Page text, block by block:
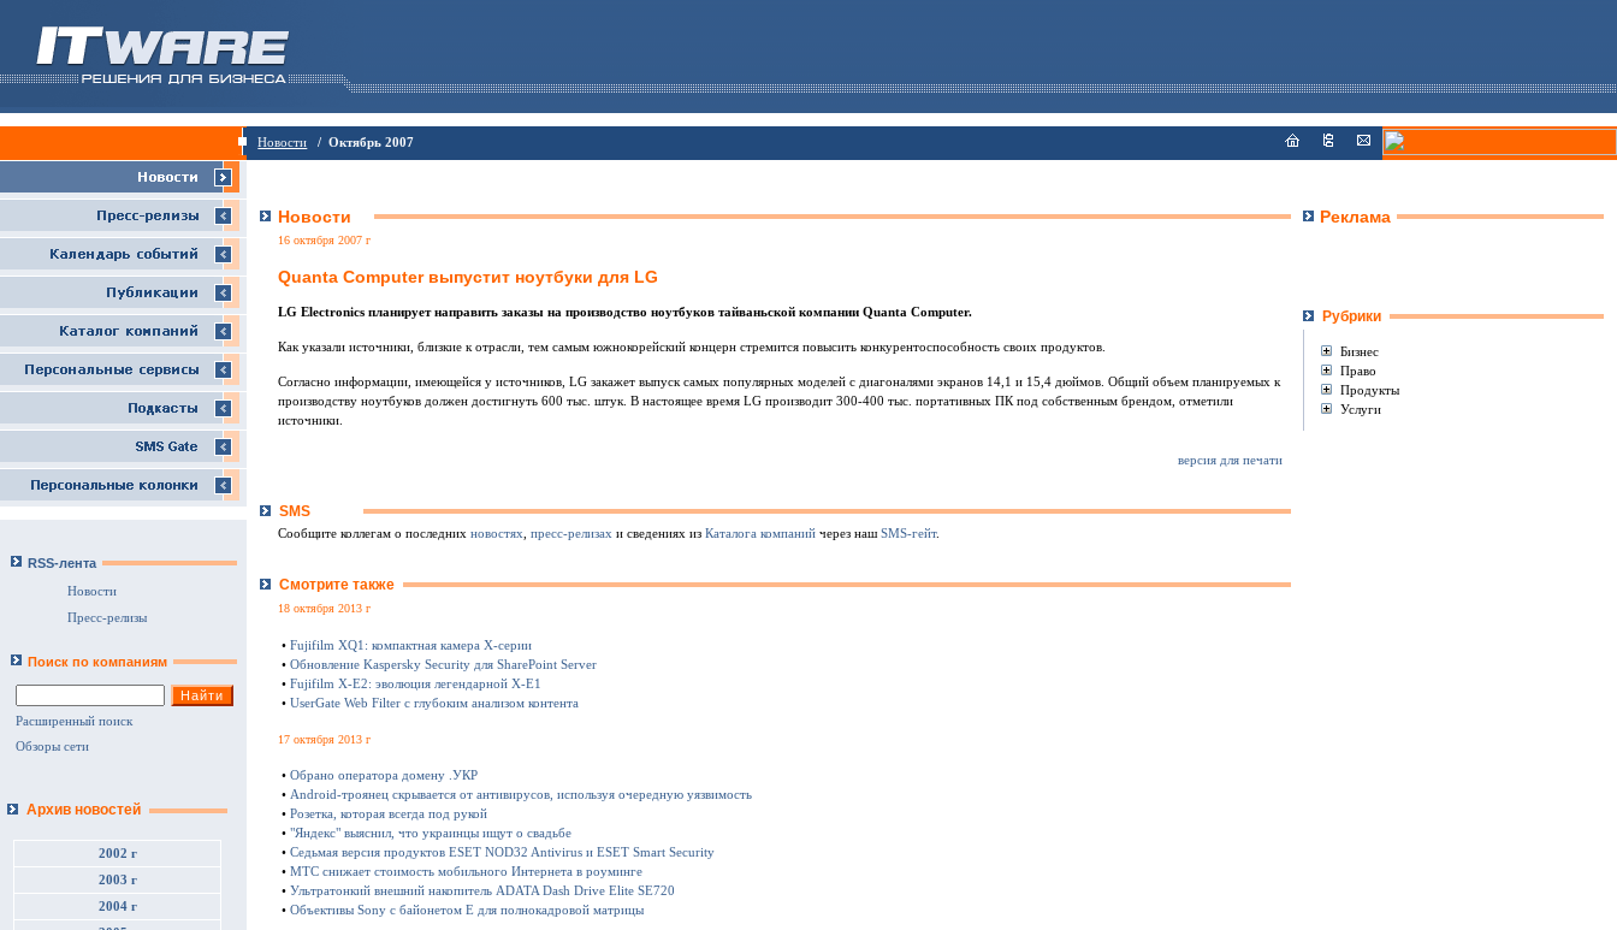
Новости / Октябрь 2007
RSS-лента
Новости
Пресс-релизы
Поиск по компаниям
Расширенный поиск
Обзоры сети
Архив новостей
2002 г
2003 г
2004 г
Новости
16 октября 2007 г
Quanta Computer выпустит ноутбуки для LG
LG Electronics планирует направить заказы на производство ноутбуков тайваньской компании Quanta Computer.
Как указали источники, близкие к отрасли, тем самым южнокорейский концерн стремится повысить конкурентоспособность своих продуктов.
Согласно информации, имеющейся у источников, LG закажет выпуск самых популярных моделей с диагоналями экранов 14,1 и 15,4 дюймов. Общий объем планируемых к
производству ноутбуков должен достигнуть 600 тыс. штук. В настоящее время LG производит 300-400 тыс. портативных ПК под собственным брендом, отметили
источники.
версия для печати
SMS
Сообщите коллегам о последних новостях пресс-релизах и сведениях из Каталога компаний через наш SMS-гейт.
Смотрите также
18 октября 2013 г
• Fujifilm XQ1: компактная камера Х-серии
• Обновление Kaspersky Security для SharePoint Server
• Fujifilm X-E2: эволюция легендарной X-E1
• UserGate Web Filter с глубоким анализом контента
17 октября 2013 г
• Обрано оператора домену .УКР
• Android-троянец скрывается от антивирусов, используя очередную уязвимость
• Розетка, которая всегда под рукой
• "Яндекс" выяснил, что украинцы ищут о свадьбе
• Седьмая версия продуктов ESET NOD32 Antivirus и ESET Smart Security
• МТС снижает стоимость мобильного Интернета в роуминге
• Ультратонкий внешний накопитель ADATA Dash Drive Elite SE720
• Объективы Sony с байонетом E для полнокадровой матрицы
Реклама
Рубрики
Бизнес
Право
Продукты
Услуги